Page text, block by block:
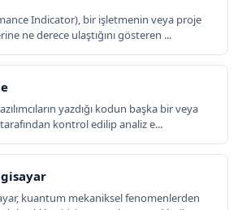
Indicator), bir işletmenin veya proje
ne derece ulaştığını gösteren ...
yazdığı kodun başka bir veya
kontrol edilip analiz e...
kuantum mekaniksel fenomenlerden